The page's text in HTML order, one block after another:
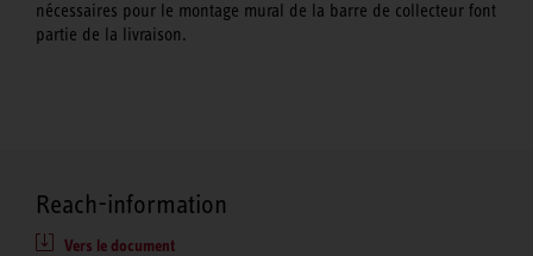
nécessaires pour le montage mural de la barre de collecteur font
partie de la livraison.
Reach-information
Vers le document